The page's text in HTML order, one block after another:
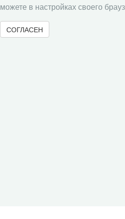
можете в настройках своего
СОГЛАСЕН